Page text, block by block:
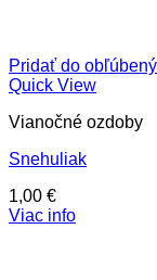
Pridať do
Quick View
Vianočné ozdoby
Snehuliak
1,00 €
Viac info